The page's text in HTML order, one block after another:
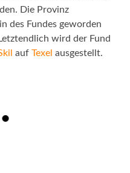
Die Provinz
des Fundes geworden
wird der Fund
aufTexelausgestellt.